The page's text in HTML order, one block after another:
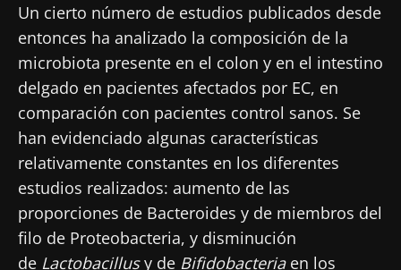
Un cierto número de estudios publicados desde
entonces ha analizado la composición de la
microbiota presente en el colon y en el intestino
delgado en pacientes afectados por EC, en
comparación con pacientes control sanos. Se
han evidenciado algunas características
relativamente constantes en los diferentes
estudios realizados: aumento de las
proporciones de Bacteroides y de miembros del
filo de Proteobacteria, y disminución
de Lactobacillusy de Bifidobacteriaen los